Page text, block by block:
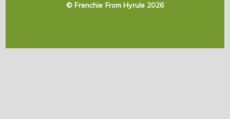
© Frenchie From Hyrule 2026